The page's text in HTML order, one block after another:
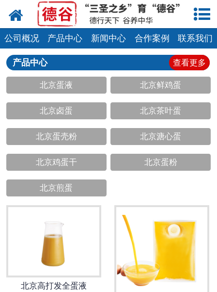
网站首页
蛋液
卤蛋
产品中心
新闻中心
走进德谷
联系我们
公司概况 产品中心 新闻中心 合作案例 联系我们
产品中心 查看更多
北京蛋液 北京鲜鸡蛋
北京卤蛋 北京茶叶蛋
北京蛋壳粉 北京溏心蛋
北京鸡蛋干 北京蛋粉
北京煎蛋
北京高打发全蛋液